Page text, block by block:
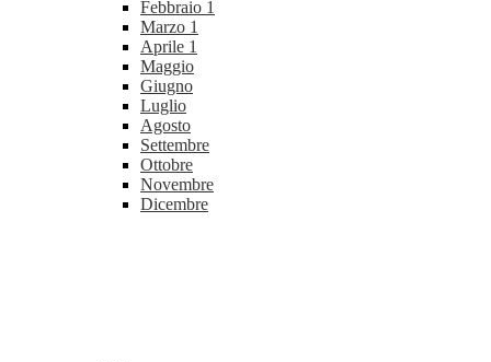
Febbraio 1
Marzo 1
Aprile 1
Maggio
Giugno
Luglio
Agosto
Settembre
Ottobre
Novembre
Dicembre